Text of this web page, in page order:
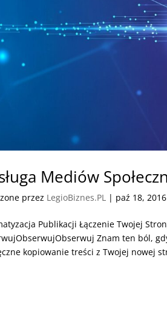
Mediów
przez LegioBiznes.PL | paź 18, 2016
Publikacji Łączenie Twojej
Znam ten ból,
kopiowanie treści z Twojej nowej